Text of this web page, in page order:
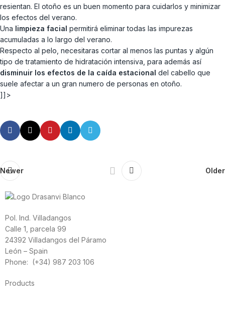
resientan. El otoño es un buen momento para cuidarlos y minimizar
los efectos del verano.
Una limpieza facial permitirá eliminar todas las impurezas
acumuladas a lo largo del verano.
Respecto al pelo, necesitaras cortar al menos las puntas y algún
tipo de tratamiento de hidratación intensiva, para además así
disminuir los efectos de la caída estacional del cabello que
suele afectar a un gran numero de personas en otoño.
]]>
Newer Older
Pol. Ind. Villadangos
Calle 1, parcela 99
24392 Villadangos del Páramo
León – Spain
Phone: (+34) 987 203 106
Products